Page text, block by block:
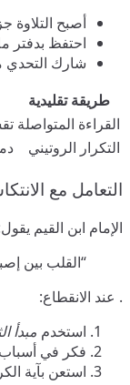
أصبح التلاوة
احتفظ بدفتر
شارك التحدي
طريقة تقليدية
القراءة المتواصلة
التكرار الروتيني
التعامل مع
الإمام ابن القيم
“القلب بين
. عند الانقطاع:
استخدم مبدأ
فكر في أسباب
استعن بآية